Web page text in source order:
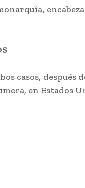
casos, después
en Estados